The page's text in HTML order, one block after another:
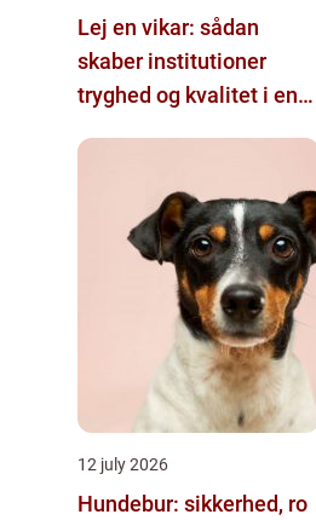
Lej en vikar: sådan
skaber institutioner
tryghed og kvalitet i en
12 july 2026
Hundebur: sikkerhed, ro